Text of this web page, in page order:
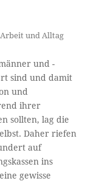
Arbeit und Alltag
und -
sind und damit
und
ihrer
sollten, lag die
Daher riefen
auf
ins
gewisse